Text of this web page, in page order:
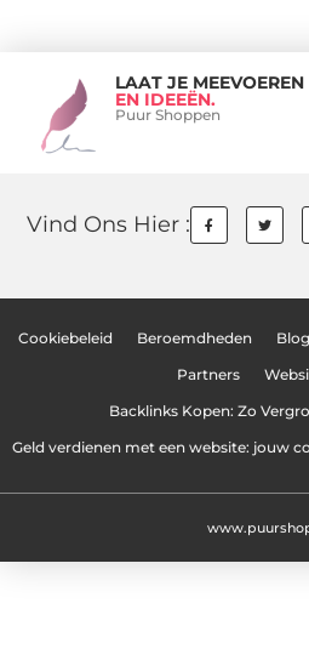
LAAT JE
EN IDEEËN.
Puur Shoppen
Vind Ons Hier :
Cookiebeleid Beroemdheden
Partners
Backlinks Kopen: Zo
Geld verdienen met een website: jouw